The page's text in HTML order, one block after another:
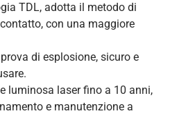
TDL, adotta il metodo di
con una maggiore
di esplosione, sicuro e
luminosa laser fino a 10 anni,
e manutenzione a